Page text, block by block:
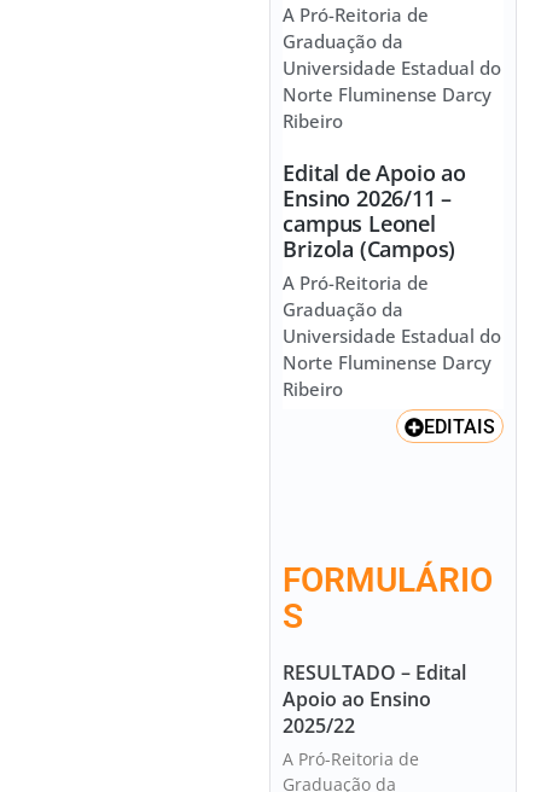
A Pró-Reitoria de
Graduação da
Universidade Estadual do
Norte Fluminense Darcy
Ribeiro
Edital de Apoio ao
Ensino 2026/11 –
campus Leonel
Brizola (Campos)
A Pró-Reitoria de
Graduação da
Universidade Estadual do
Norte Fluminense Darcy
Ribeiro
EDITAIS
FORMULÁRIO
S
RESULTADO – Edital
Apoio ao Ensino
2025/22
A Pró-Reitoria de
Graduação da